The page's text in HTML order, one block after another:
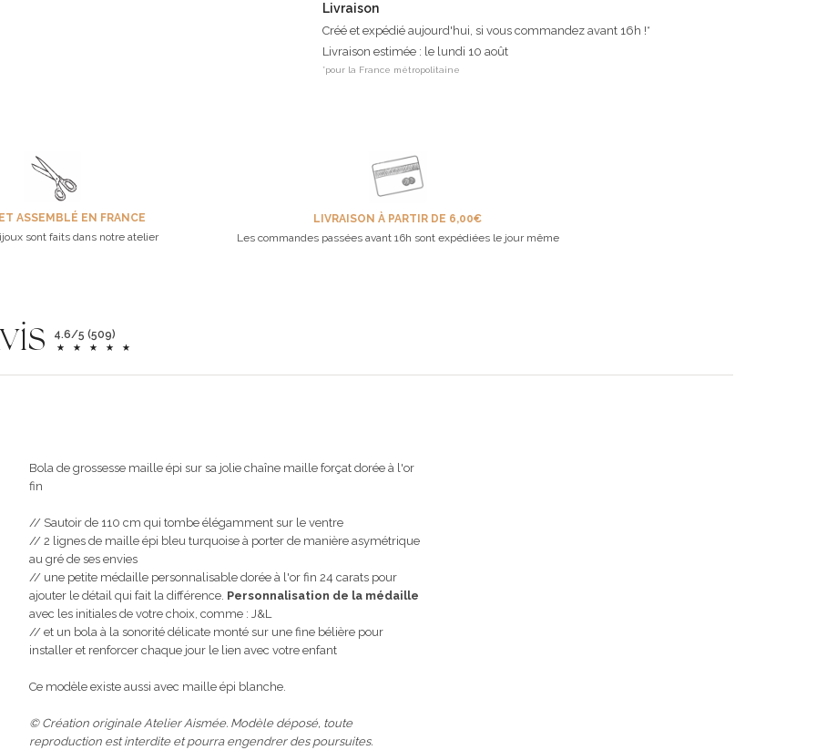
Livraison
Créé et expédié aujourd'hui, si vous commandez avant 16h !*
Livraison estimée : le lundi 10 août
*pour la France métropolitaine
ASSEMBLÉ EN FRANCE
sont faits dans notre atelier
LIVRAISON À PARTIR DE 6,00€
Les commandes passées avant 16h sont expédiées le jour même
4.6/5 (509)
Bola de grossesse maille épi sur sa jolie chaîne maille forçat dorée à l'or
fin
// Sautoir de 110 cm qui tombe élégamment sur le ventre
// 2 lignes de maille épi bleu turquoise à porter de manière asymétrique
au gré de ses envies
// une petite médaille personnalisable dorée à l'or fin 24 carats pour
ajouter le détail qui fait la différence. Personnalisation de la médaille
avec les initiales de votre choix, comme : J&L
// et un bola à la sonorité délicate monté sur une fine bélière pour
installer et renforcer chaque jour le lien avec votre enfant
Ce modèle existe aussi avec maille épi blanche.
© Création originale Atelier Aismée. Modèle déposé, toute
reproduction est interdite et pourra engendrer des poursuites.